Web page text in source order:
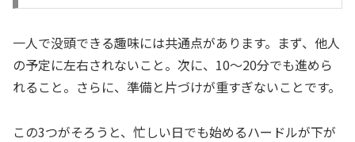
一人で没頭できる趣味には共通点があります。まず、他人
の予定に左右されないこと。次に、10〜20分でも進めら
れること。さらに、準備と片づけが重すぎないことです。
この3つがそろうと、忙しい日でも始めるハードルが下が